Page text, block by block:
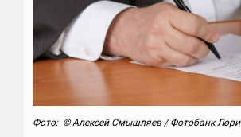
Фото: © Алексей Смышляев / Фотобанк Лори